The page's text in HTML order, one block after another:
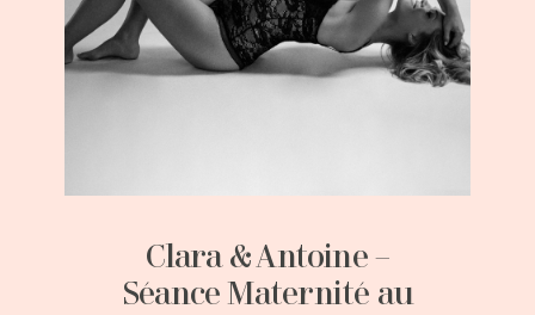
Clara & Antoine –
Séance Maternité au